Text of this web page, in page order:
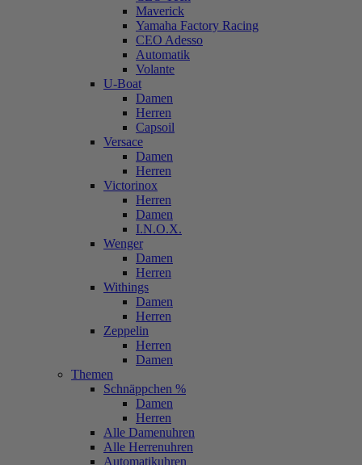
Maverick
Yamaha Factory Racing
CEO Adesso
Automatik
Volante
U-Boat
Damen
Herren
Capsoil
Versace
Damen
Herren
Victorinox
Herren
Damen
I.N.O.X.
Wenger
Damen
Herren
Withings
Damen
Herren
Zeppelin
Herren
Damen
Themen
Schnäppchen %
Damen
Herren
Alle Damenuhren
Alle Herrenuhren
Automatikuhren